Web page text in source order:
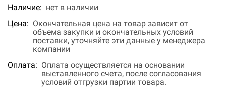
Наличие: нет в наличии
Цена: Окончательная цена на товар зависит от
объема закупки и окончательных условий
поставки, уточняйте эти данные у менеджера
компании
Оплата: Оплата осуществляется на основании
выставленного счета, после согласования
условий отгрузки партии товара.